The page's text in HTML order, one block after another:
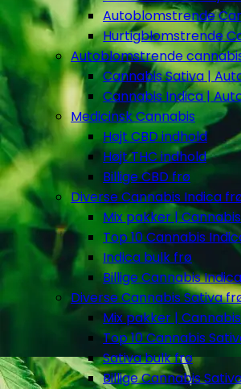
Autoblomstrende
Hurtigblomstrende
Autoblomstrende
Cannabis Sativa |
Cannabis Indica |
Medicinsk Cannabis
Højt CBD indhold
Højt THC indhold
Billige CBD frø
Diverse Cannabis Indica
Mix pakker |
Top 10 Cannabis
Indica bulk frø
Billige Cannabis
Diverse Cannabis Sativa
Mix pakker |
Top 10 Cannabis
Sativa bulk frø
Billige Cannabis